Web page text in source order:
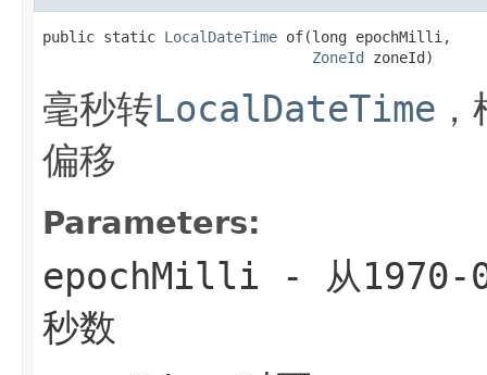
public static LocalDateTime of(long epochMilli,
ZoneId zoneId)
毫秒转LocalDateTime
偏移
Parameters:
epochMilli - 从1970-
秒数